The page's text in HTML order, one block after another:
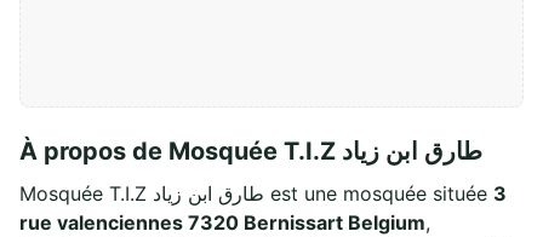
À propos de Mosquée T.I.Z طارق ابن زياد
Mosquée T.I.Z طارق ابن زياد est une mosquée située 3
rue valenciennes 7320 Bernissart Belgium,